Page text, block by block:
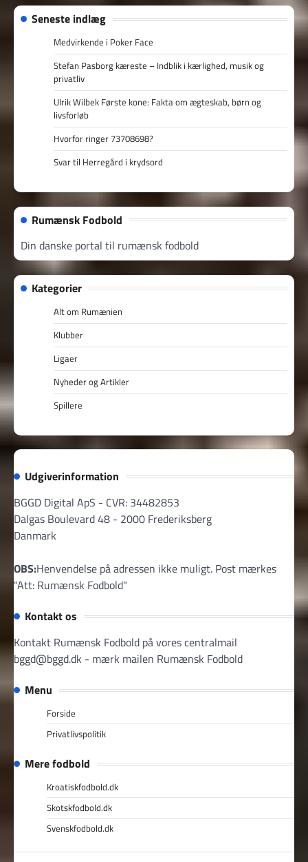
Seneste indlæg
Medvirkende i Poker Face
Stefan Pasborg kæreste – Indblik i kærlighed, musik og
privatliv
Ulrik Wilbek Første kone: Fakta om ægteskab, børn og
livsforløb
Hvorfor ringer 73708698?
Svar til Herregård i krydsord
Rumænsk Fodbold
Din danske portal til rumænsk fodbold
Kategorier
Alt om Rumænien
Klubber
Ligaer
Nyheder og Artikler
Spillere
Udgiverinformation
BGGD Digital ApS - CVR: 34482853
Dalgas Boulevard 48 - 2000 Frederiksberg
Danmark
OBS:Henvendelse på adressen ikke muligt. Post mærkes
"Att: Rumænsk Fodbold"
Kontakt os
Kontakt Rumænsk Fodbold på vores centralmail
bggd@bggd.dk - mærk mailen Rumænsk Fodbold
Menu
Forside
Privatlivspolitik
Mere fodbold
Kroatiskfodbold.dk
Skotskfodbold.dk
Svenskfodbold.dk